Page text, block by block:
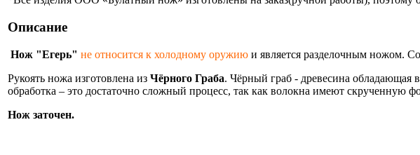
Описание
Нож "Егерь" не относится к холодному оружию и является разделочным ножом.
Рукоять ножа изготовлена из Чёрного Граба. Чёрный граб - древесина обладающая
обработка – это достаточно сложный процесс, так как волокна имеют скрученную
Нож заточен.